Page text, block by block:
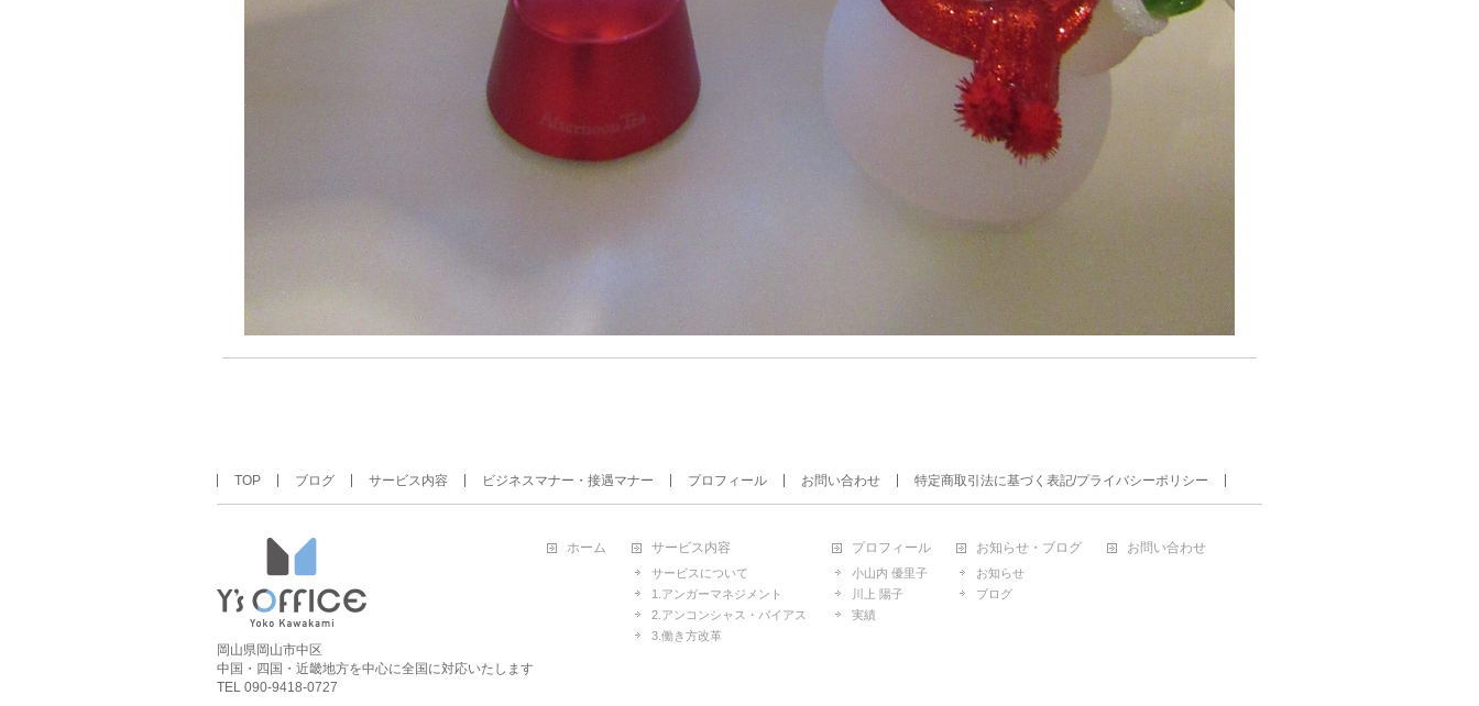
TOP ブログ サービス内容 ビジネスマナー・接遇マナー プロフィール お問い合わせ 特定商取引法に基づく表記/プライバシーポリシー
岡山県岡山市中区
中国・四国・近畿地方を中心に全国に対応いたします
TEL 090-9418-0727
ホーム サービス内容
サービスについて
1.アンガーマネジメント
2.アンコンシャス・バイアス
3.働き方改革
プロフィール
小山内 優里子
川上 陽子
実績
お知らせ・ブログ
お知らせ
ブログ
お問い合わせ